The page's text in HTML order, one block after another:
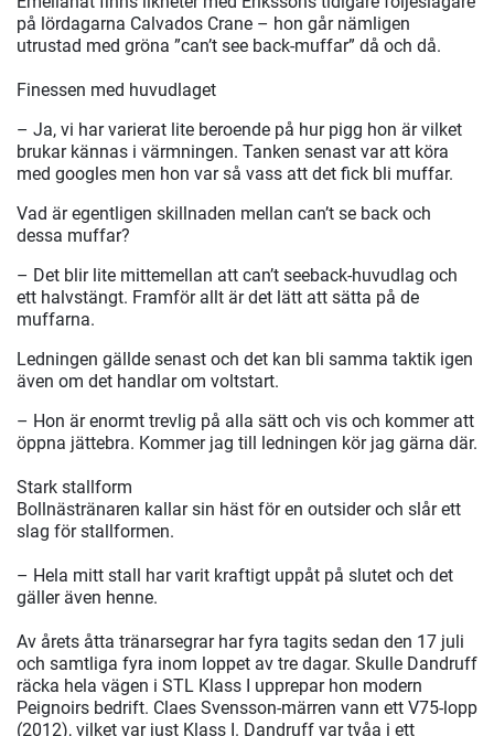
på lördagarna Calvados Crane – hon går nämligen
utrustad med gröna ”can’t see back-muffar” då och då.
Finessen med huvudlaget
– Ja, vi har varierat lite beroende på hur pigg hon är vilket
brukar kännas i värmningen. Tanken senast var att köra
med googles men hon var så vass att det fick bli muffar.
Vad är egentligen skillnaden mellan can’t se back och
dessa muffar?
– Det blir lite mittemellan att can’t seeback-huvudlag och
ett halvstängt. Framför allt är det lätt att sätta på de
muffarna.
Ledningen gällde senast och det kan bli samma taktik igen
även om det handlar om voltstart.
– Hon är enormt trevlig på alla sätt och vis och kommer att
öppna jättebra. Kommer jag till ledningen kör jag gärna där.
Stark stallform
Bollnästränaren kallar sin häst för en outsider och slår ett
slag för stallformen.
– Hela mitt stall har varit kraftigt uppåt på slutet och det
gäller även henne.
Av årets åtta tränarsegrar har fyra tagits sedan den 17 juli
och samtliga fyra inom loppet av tre dagar. Skulle Dandruff
räcka hela vägen i STL Klass I upprepar hon modern
Peignoirs bedrift. Claes Svensson-märren vann ett V75-lopp
(2012), vilket var just Klass I. Dandruff var tvåa i ett